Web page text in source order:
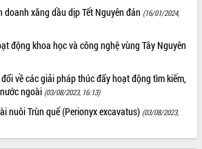
vụ cơ
chung
trong
mô hình
4
doanh xăng dầu dịp Tết Nguyên đán (16/01/2024,
động khoa học và công nghệ vùng Tây Nguyên
về các giải pháp thúc đẩy hoạt động tìm kiếm,
ngoài (03/08/2023, 16:13)
nuôi Trùn quế (Perionyx excavatus) (03/08/2023,